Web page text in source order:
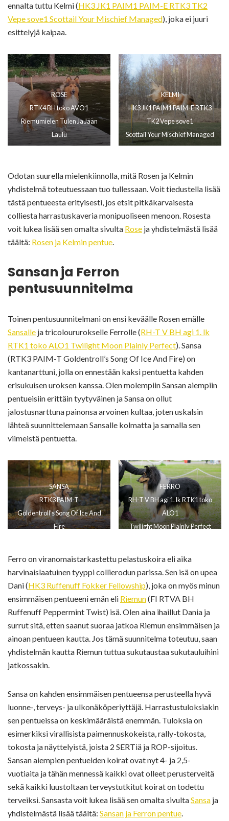
ennalta tuttu Kelmi (HK3 JK1 PAIM1 PAIM-E RTK3 TK2
Vepe sove1 Scottail Your Mischief Managed), joka ei juuri
esittelyjä kaipaa.
ROSE
RTK4 BH toko AVO1
Riemumielen Tulen Ja Jään
Laulu
KELMI
HK3 JK1 PAIM1 PAIM-E RTK3
TK2 Vepe sove1
Scottail Your Mischief Managed
Odotan suurella mielenkiinnolla, mitä Rosen ja Kelmin
yhdistelmä toteutuessaan tuo tullessaan. Voit tiedustella lisää
tästä pentueesta erityisesti, jos etsit pitkäkarvaisesta
colliesta harrastuskaveria monipuoliseen menoon. Rosesta
voit lukea lisää sen omalta sivulta Rose ja yhdistelmästä lisää
täältä: Rosen ja Kelmin pentue.
Sansan ja Ferron
pentusuunnitelma
Toinen pentusuunnitelmani on ensi keväälle Rosen emälle
Sansalle ja tricoloururokselle Ferrolle (RH-T V BH agi 1. lk
RTK1 toko ALO1 Twilight Moon Plainly Perfect). Sansa
(RTK3 PAIM-T Goldentroll’s Song Of Ice And Fire) on
kantanarttuni, jolla on ennestään kaksi pentuetta kahden
erisukuisen uroksen kanssa. Olen molempiin Sansan aiempiin
pentueisiin erittäin tyytyväinen ja Sansa on ollut
jalostusnarttuna painonsa arvoinen kultaa, joten uskalsin
lähteä suunnittelemaan Sansalle kolmatta ja samalla sen
viimeistä pentuetta.
SANSA
RTK3 PAIM-T
Goldentroll’s Song Of Ice And
Fire
FERRO
RH-T V BH agi 1. lk RTK1 toko
ALO1
Twilight Moon Plainly Perfect
Ferro on viranomaistarkastettu pelastuskoira eli aika
harvinaislaatuinen tyyppi collierodun parissa. Sen isä on upea
Dani (HK3 Ruffenuff Fokker Fellowship), joka on myös minun
ensimmäisen pentueeni emän eli Riemun(FI RTVA BH
Ruffenuff Peppermint Twist) isä. Olen aina ihaillut Dania ja
surrut sitä, etten saanut suoraa jatkoa Riemun ensimmäisen ja
ainoan pentueen kautta. Jos tämä suunnitelma toteutuu, saan
yhdistelmän kautta Riemun tuttua sukutaustaa sukutauluihini
jatkossakin.
Sansa on kahden ensimmäisen pentueensa perusteella hyvä
luonne-, terveys- ja ulkonäköperiyttäjä. Harrastustuloksiakin
sen pentueissa on keskimääräistä enemmän. Tuloksia on
esimerkiksi virallisista paimennuskokeista, rally-tokosta,
tokosta ja näyttelyistä, joista 2 SERTiä ja ROP-sijoitus.
Sansan aiempien pentueiden koirat ovat nyt 4- ja 2,5-
vuotiaita ja tähän mennessä kaikki ovat olleet perusterveitä
sekä kaikki luustoltaan terveystutkitut koirat on todettu
terveiksi. Sansasta voit lukea lisää sen omalta sivultaSansa ja
yhdistelmästä lisää täältä: Sansan ja Ferron pentue.